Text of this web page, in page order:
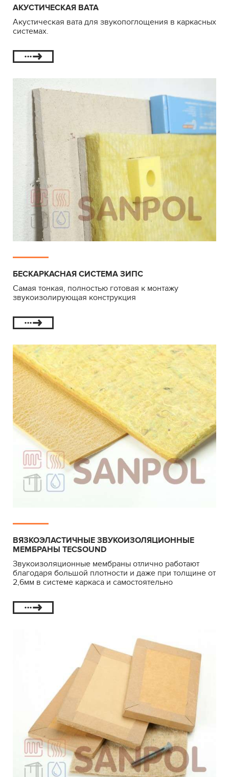
АКУСТИЧЕСКАЯ ВАТА
Акустическая вата для звукопоглощения в каркасных
системах.
БЕСКАРКАСНАЯ СИСТЕМА ЗИПС
Самая тонкая, полностью готовая к монтажу
звукоизолирующая конструкция
ВЯЗКОЭЛАСТИЧНЫЕ ЗВУКОИЗОЛЯЦИОННЫЕ
МЕМБРАНЫ TECSOUND
Звукоизоляционные мембраны отлично работают
благодаря большой плотности и даже при толщине от
2,6мм в системе каркаса и самостоятельно